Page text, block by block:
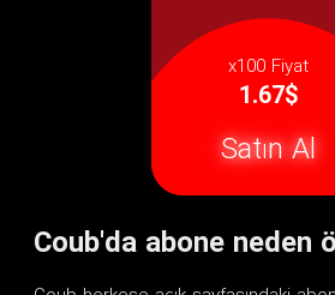
x100 Fiyat
1.67$
Satın Al
Coub'da abone neden